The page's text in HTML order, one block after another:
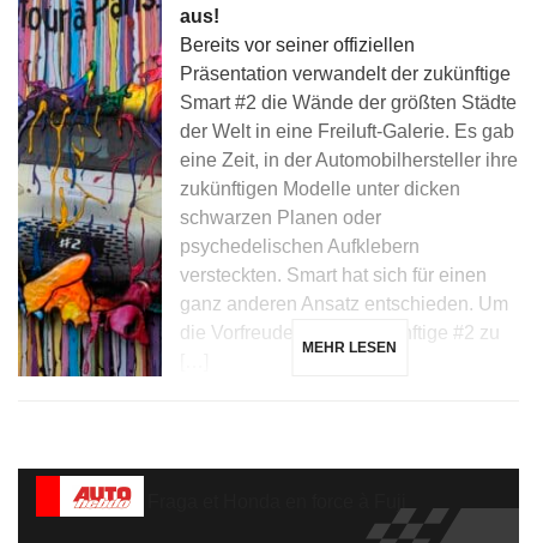
aus!
Bereits vor seiner offiziellen
Präsentation verwandelt der zukünftige
Smart #2 die Wände der größten Städte
der Welt in eine Freiluft-Galerie. Es gab
eine Zeit, in der Automobilhersteller ihre
zukünftigen Modelle unter dicken
schwarzen Planen oder
psychedelischen Aufklebern
versteckten. Smart hat sich für einen
ganz anderen Ansatz entschieden. Um
die Vorfreude auf die zukünftige #2 zu
MEHR LESEN